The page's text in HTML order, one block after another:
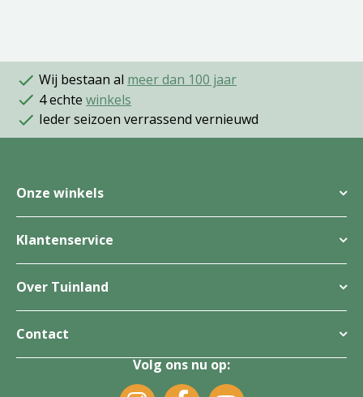
Wij bestaan al meer dan 100 jaar
4 echte winkels
Ieder seizoen verrassend vernieuwd
Onze winkels
Klantenservice
Over Tuinland
Contact
Volg ons nu op: